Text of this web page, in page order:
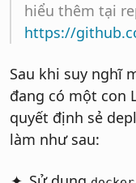
hiểu thêm tại
https://
Sau khi suy nghĩ
đang có một con
quyết định sẻ
làm như sau: